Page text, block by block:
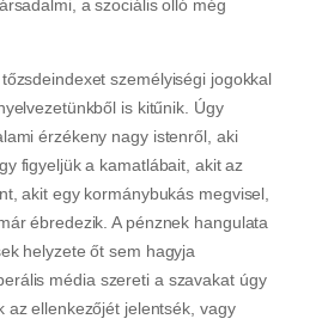
a szociális olló még
személyiségi jogokkal
is kitűnik. Úgy
érzékeny nagy istenről, aki
figyeljük a kamatlábait, akit az
akit egy kormánybukás megvisel,
ébredezik. A pénznek hangulata
helyzete őt sem hagyja
média szereti a szavakat úgy
az ellenkezőjét jelentsék, vagy